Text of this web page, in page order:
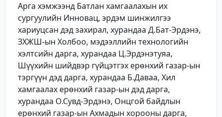
Арга хэмжээнд Батлан хамгаалахын их
сургуулийн Инновац, эрдэм шинжилгээ
хариуцсан дэд захирал, хурандаа Д.Бат-Эрдэнэ,
ЗХЖШ-ын Холбоо, мэдээллийн технологийн
хэлтсийн дарга, хурандаа Ц.Эрдэнэтуяа,
Шүүхийн шийдвэр гүйцэтгэх ерөнхий газар-ын
тэргүүн дэд дарга, хурандаа Б.Даваа, Хил
хамгаалах ерөнхий газар-ын дэд дарга,
хурандаа О.Сувд-Эрдэнэ, Онцгой байдлын
ерөнхий газар-ын Ахмадын хорооны дарга,